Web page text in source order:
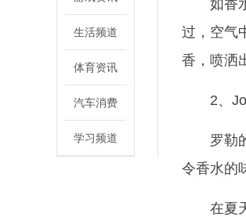
生活频道
体育资讯
汽车消费
学习频道
如香
过，空气
香，喷洒
2、
罗勒
令香水的
在夏